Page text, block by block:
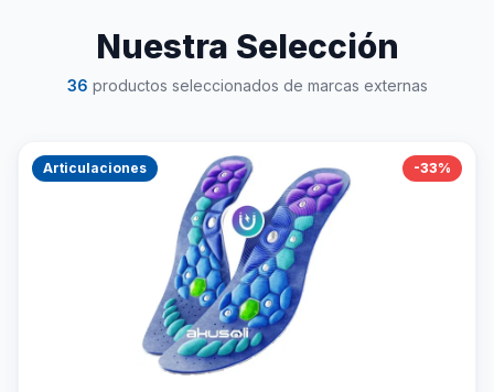
Nuestra Selección
36 productos seleccionados de marcas externas
Articulaciones -33%